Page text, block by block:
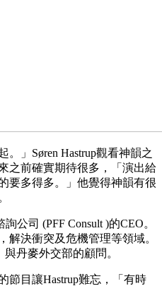
。」Søren Hastrup觀看神韻之
之前確實期待很多，「演出給
要多得多。」他覺得神韻有很
公司 (PFF Consult )的CEO。
解決衝突及危機管理等領域。
丹麥外交部的顧問。
節目讓Hastrup難忘，「有時